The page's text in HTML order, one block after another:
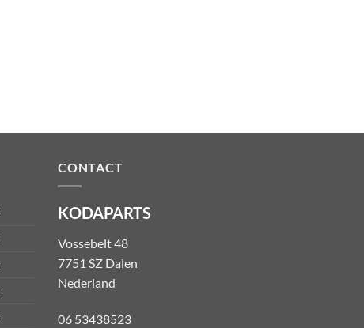
CONTACT
KODAPARTS
Vossebelt 48
7751 SZ Dalen
Nederland
06 53438523